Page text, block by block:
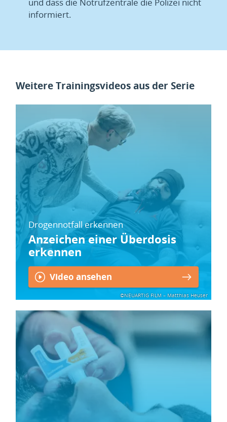
informiert.
Weitere Trainingsvideos aus der Serie
©NEUARTIG FILM – Matthias Heuser
Drogennotfall erkennen
Anzeichen einer Überdosis
erkennen
Video ansehen